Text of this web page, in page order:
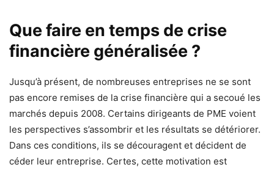
Que faire en temps de crise
financière généralisée ?
Jusqu’à présent, de nombreuses entreprises ne se sont
pas encore remises de la crise financière qui a secoué les
marchés depuis 2008. Certains dirigeants de PME voient
les perspectives s’assombrir et les résultats se détériorer.
Dans ces conditions, ils se découragent et décident de
céder leur entreprise. Certes, cette motivation est